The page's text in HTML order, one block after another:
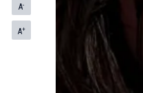
A-
A+